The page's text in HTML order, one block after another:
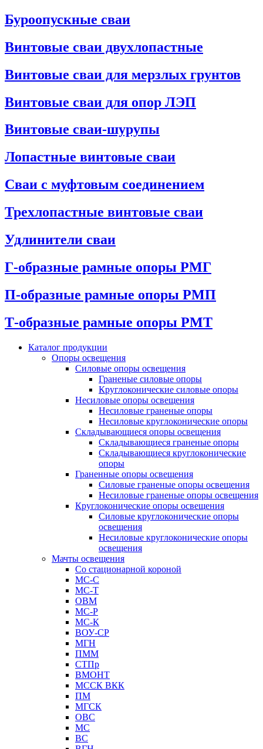
Буроопускные сваи
Винтовые сваи двухлопастные
Винтовые сваи для мерзлых грунтов
Винтовые сваи для опор ЛЭП
Винтовые сваи-шурупы
Лопастные винтовые сваи
Сваи с муфтовым соединением
Трехлопастные винтовые сваи
Удлинители сваи
Г-образные рамные опоры РМГ
П-образные рамные опоры РМП
Т-образные рамные опоры РМТ
Каталог продукции
Oпоры oсвeщения
Силовые опоры освещения
Граненые силовые опоры
Круглоконические силовые опоры
Несиловые опоры освещения
Несиловые граненые опоры
Несиловые круглоконические опоры
Складывающиеся опоры освещения
Складывающиеся граненые опоры
Складывающиеся круглоконические
опоры
Граненные опоры освещения
Силовые граненые опоры освещения
Несиловые граненые опоры освещения
Круглоконические опоры освещения
Силовые круглоконические опоры
освещения
Несиловые круглоконические опоры
освещения
Мачты освещения
Со стационарной короной
МС-С
МС-Т
ОВМ
МС-Р
МС-К
ВОУ-СР
МГН
ПММ
СТПр
ВМОНТ
МССК ВКК
ПМ
МГСК
ОВС
МС
ВС